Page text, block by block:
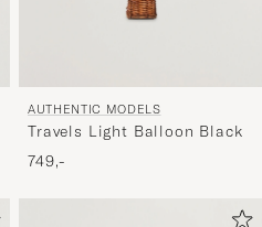
AUTHENTIC MODELS
Travels Light Balloon Black
749,-